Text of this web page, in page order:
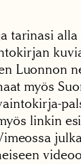
tarinasi
Luonnon
myös
linkin